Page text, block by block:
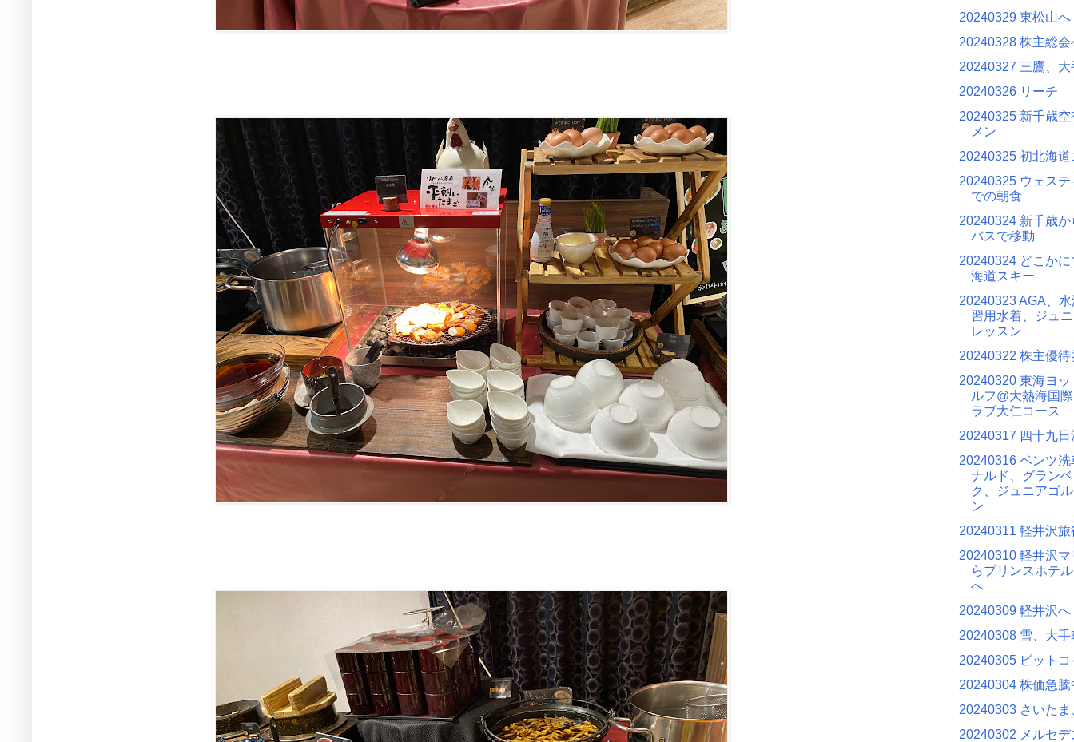
20240329 東松山へ
20240328 株主総会
20240327 三鷹、
20240326 リーチ
20240325 新千歳
メン
20240325 初北海道
20240325 ウェス
での朝食
20240324 新千歳
バスで移動
20240324 どこか
海道スキー
20240323 AGA、
習用水着、ジュ
レッスン
20240322 株主優
20240320 東海ヨ
ルフ@大熱海国
ラブ大仁コース
20240317 四十九日
20240316 ベンツ
ナルド、グラン
ク、ジュニアゴ
ン
20240311 軽井沢
20240310 軽井沢
らプリンスホテ
へ
20240309 軽井沢へ
20240308 雪、大
20240305 ビットコ
20240304 株価急騰
20240303 さいた
20240302 メルセ